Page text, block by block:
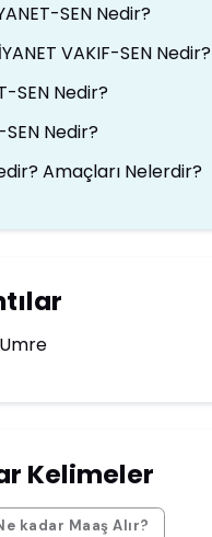
SEN Nedir?
VAKIF-SEN Nedir?
SEN Nedir?
SEN Nedir?
Amaçları Nelerdir?
Kelimeler
kadar Maaş Alır?